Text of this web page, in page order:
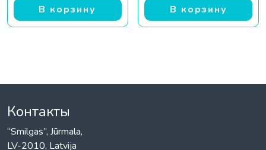
В корзину В корзину
Контакты
“Smilgas”, Jūrmala,
LV-2010, Latvija